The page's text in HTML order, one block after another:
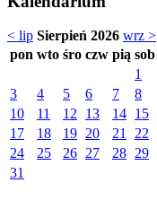
< lip Sierpień 2026 wrz >
pon wto śro czw pią sob
1
3
4 5 6 7 8
10
11 12 13 14 15
17
18 19 20 21 22
24
25 26 27 28 29
31